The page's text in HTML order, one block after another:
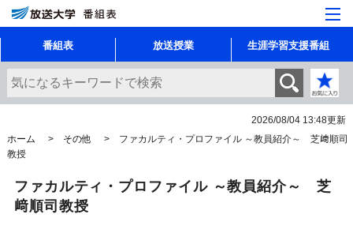
番組表 放送授業 生涯学習支援番組
2026/08/04 13:48更新
ホーム
その他
ファカルティ・プロファイル ～教員紹介～ 芝﨑順司
教授
ファカルティ・プロファイル ～教員紹介～ 芝
﨑順司教授